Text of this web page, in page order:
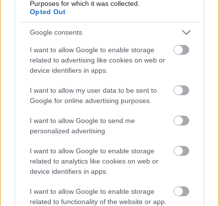
Purposes for which it was collected.
Opted Out
Google consents
I want to allow Google to enable storage
related to advertising like cookies on web or
device identifiers in apps.
I want to allow my user data to be sent to
Google for online advertising purposes.
I want to allow Google to send me
personalized advertising.
I want to allow Google to enable storage
related to analytics like cookies on web or
device identifiers in apps.
I want to allow Google to enable storage
related to functionality of the website or app.
Πώς μπορείτε να βγείτε νωρίτερα στη σύνταξη
- Οι 3 κινήσεις που πρέπει να γίνουν εγκαίρως
BEST OFINTERNET